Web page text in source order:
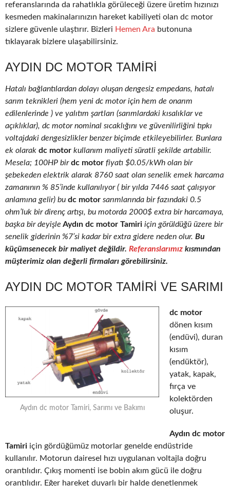
referanslarında da rahatlıkla görüleceği üzere üretim hızınızı
kesmeden makinalarınızın hareket kabiliyeti olan dc motor
sizlere güvenle ulaştırır. Bizleri Hemen Ara butonuna
tıklayarak bizlere ulaşabilirsiniz.
AYDIN DC MOTOR TAMIRI
Hatalı bağlantılardan dolayı oluşan dengesiz empedans, hatalı
sarım teknikleri (hem yeni dc motor için hem de onarım
edilenlerinde ) ve yalıtım şartları (sarımlardaki kısalıklar ve
açıklıklar), dc motor nominal sıcaklığını ve güvenilirliğini tıpkı
voltajdaki dengesizlikler benzer biçimde etkileyebilirler. Bunlara
ek olarak dc motor kullanım maliyeti süratli şekilde artabilir.
Mesela; 100HP birdc motor fiyatı $0.05/kWh olan bir
şebekeden elektrik alarak 8760 saat olan senelik emek harcama
zamanının % 85’inde kullanılıyor ( bir yılda 7446 saat çalışıyor
anlamına gelir) bu dc motor sarımlarında bir fazındaki 0.5
ohm’luk bir direnç artışı, bu motorda 2000$ extra bir harcamaya,
başka bir deyişle Aydın dc motor Tamiri için görüldüğü üzere bir
senelik giderinin %7’si kadar bir extra gidere neden olur. Bu
küçümsenecek bir maliyet değildir. Referanslarımız kısmından
müşterimiz olan değerli firmaları görebilirsiniz.
AYDIN DC MOTOR TAMIRI VE SARIMI
Aydın dc motor Tamiri, Sarımı ve Bakımı
dc motor
dönen kısım
(endüvi), duran
kısım
(endüktör),
yatak, kapak,
fırça ve
kolektörden
oluşur.
Aydın dc motor
Tamiri için gördüğümüz motorlar genelde endüstride
kullanılır. Motorun dairesel hızı uygulanan voltajla doğru
orantılıdır. Çıkış momenti ise bobin akım gücü ile doğru
orantılıdır. Eğer hareket duyarlı bir halde denetlenmek